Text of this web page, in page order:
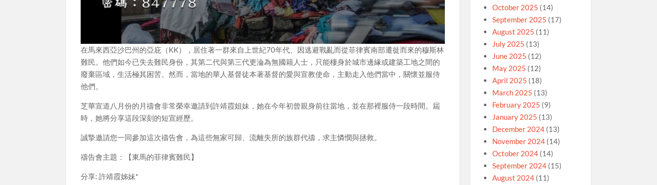
在馬來西亞沙巴州的亞庇（KK），居住著一群來自上世紀70年代、因逃避戰亂而從菲律賓南部遷徙而來的穆斯林
難民。他們如今已失去難民身份，其第二代與第三代更淪為無國籍人士，只能棲身於城市邊緣或建築工地之間的
廢棄區域，生活極其困苦。然而，當地的華人基督徒本著基督的愛與宣教使命，主動走入他們當中，關懷並服侍
他們。
芝華宣道八月份的月禱會非常榮幸邀請到許靖霞姐妹，她在今年初曾親身前往當地，並在那裡服侍一段時間。屆
時，她將分享這段深刻的短宣經歷。
誠摯邀請您一同參加這次禱告會，為這些無家可歸、流離失所的族群代禱，求主憐憫與拯救。
禱告會主題：【東馬的菲律賓難民】
分享: 許靖霞姊妹*
October 2025 (14)
September 2025 (17)
August 2025 (11)
July 2025 (13)
June 2025 (12)
May 2025 (12)
April 2025 (18)
March 2025 (13)
February 2025 (9)
January 2025 (13)
December 2024(13)
November 2024(14)
October 2024(14)
September 2024(15)
August 2024(11)